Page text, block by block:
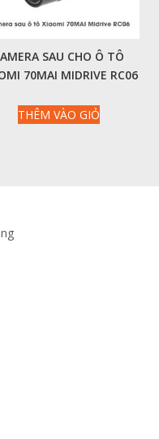
SAU CHO Ô TÔ
70MAI MIDRIVE RC06
THÊM VÀO GIỎ